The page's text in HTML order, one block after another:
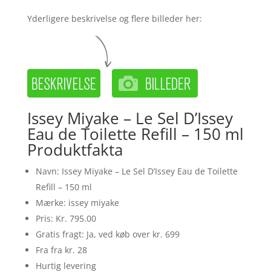
Yderligere beskrivelse og flere billeder her:
Issey Miyake – Le Sel D’Issey
Eau de Toilette Refill – 150 ml
Produktfakta
Navn: Issey Miyake – Le Sel D’Issey Eau de Toilette
Refill – 150 ml
Mærke: issey miyake
Pris: Kr. 795.00
Gratis fragt: Ja, ved køb over kr. 699
Fra fra kr. 28
Hurtig levering